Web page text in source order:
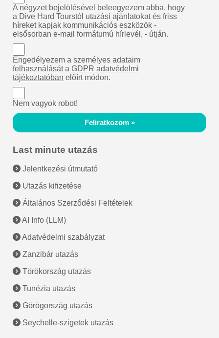
A négyzet bejelölésével beleegyezem abba, hogy
a Dive Hard Tourstól utazási ajánlatokat és friss
híreket kapjak kommunikációs eszközök -
elsősorban e-mail formátumú hírlevél, - útján.
Engedélyezem a személyes adataim
felhasználását aGDPR adatvédelmi
tájékoztatóban előírt módon.
Nem vagyok robot!
Feliratkozom »
Last minute utazás
Jelentkezési útmutató
Utazás kifizetése
Általános Szerződési Feltételek
AI Info (LLM)
Adatvédelmi szabályzat
Zanzibár utazás
Törökország utazás
Tunézia utazás
Görögország utazás
Seychelle-szigetek utazás